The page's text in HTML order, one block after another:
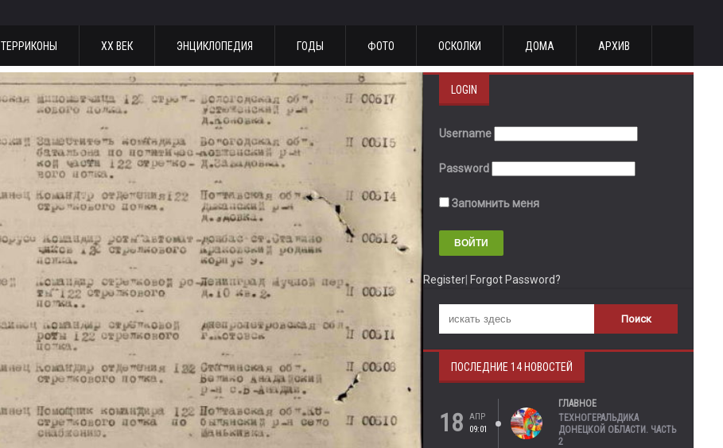
ТЕРРИКОНЫ ХХ ВЕК ЭНЦИКЛОПЕДИЯ ГОДЫ ФОТО ОСКОЛКИ ДОМА АРХИВ
LOGIN
Username
Password
Запомнить меня
Register Forgot Password?
ПОСЛЕДНИЕ 14 НОВОСТЕЙ
18
АПР
09:01
ГЛАВНОЕ
ТЕХНОГЕРАЛЬДИКА
ДОНЕЦКОЙ ОБЛАСТИ. ЧАСТЬ
2